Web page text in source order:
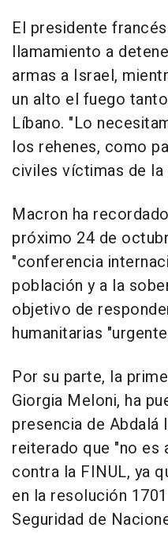
El presidente
llamamiento a
armas a Israel,
un alto el fuego
Líbano. "Lo
los rehenes, como
civiles víctimas de la
Macron ha
próximo 24 de
"conferencia
población y a la
objetivo de
humanitarias
Por su parte, la
Giorgia Meloni, ha
presencia de Abdalá
reiterado que "no es
contra la FINUL, ya
en la resolución
Seguridad de